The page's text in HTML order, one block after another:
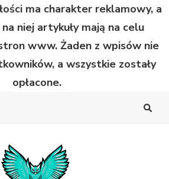
ma charakter reklamowy, a
niej artykuły mają na celu
www. Żaden z wpisów nie
a wszystkie zostały
opłacone.